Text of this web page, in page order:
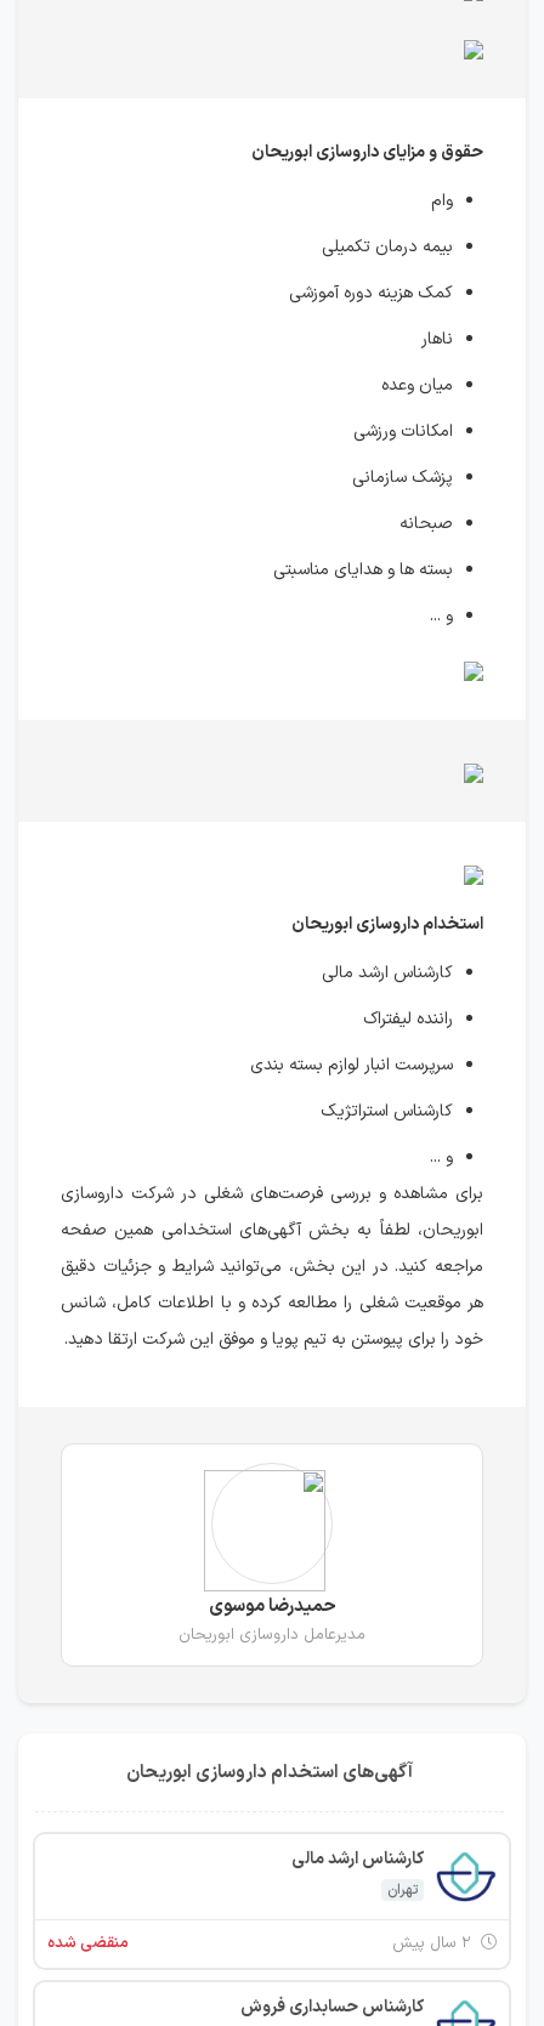
حقوق و مزایای داروسازی ابوریحان
وام
بیمه درمان تکمیلی
کمک هزینه دوره آموزشی
ناهار
میان وعده
امکانات ورزشی
پزشک سازمانی
صبحانه
بسته ها و هدایای مناسبتی
و ...
استخدام داروسازی ابوریحان
کارشناس ارشد مالی
راننده لیفتراک
سرپرست انبار لوازم بسته بندی
کارشناس استراتژیک
و ...
برای مشاهده و بررسی فرصت‌های شغلی در شرکت داروسازی
ابوریحان، لطفاً به بخش آگهی‌های استخدامی همین صفحه
مراجعه کنید. در این بخش، می‌توانید شرایط و جزئیات دقیق
هر موقعیت شغلی را مطالعه کرده و با اطلاعات کامل، شانس
خود را برای پیوستن به تیم پویا و موفق این شرکت ارتقا دهید.
حمیدرضا موسوی
مدیرعامل داروسازی ابوریحان
آگهی‌های استخدام داروسازی ابوریحان
کارشناس ارشد مالی
تهران
منقضی شده
کارشناس حسابداری فروش